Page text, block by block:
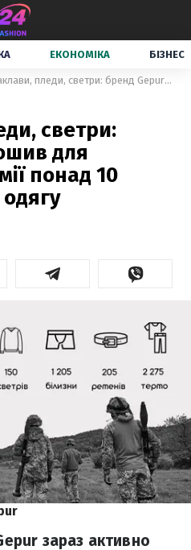
ЕКОНОМІКА БІЗНЕС
Балаклави, пледи, светри: бренд Gepur пошив для української армії понад 10 тисяч одиниць одягу
светри:
для
понад 10
зараз активно